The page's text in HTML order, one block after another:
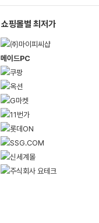
이
버
이
쇼핑몰별 최저가
메이드PC